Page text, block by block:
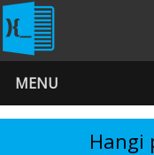
MENU
Hangi